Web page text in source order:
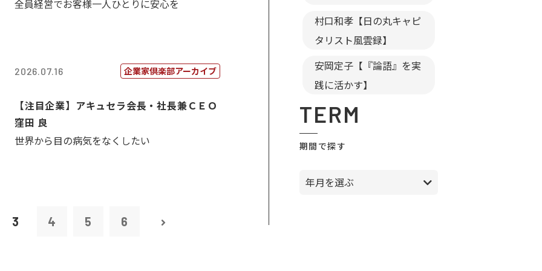
全員経営でお客様一人ひとりに安心を
2026.07.16 企業家倶楽部アーカイブ
【注目企業】アキュセラ会長・社長兼ＣＥＯ
窪田 良
世界から目の病気をなくしたい
3 4 5 6
村口和孝【日の丸キャピ
タリスト風雲録】
安岡定子【『論語』を実
践に活かす】
TERM
期間で探す
年月を選ぶ